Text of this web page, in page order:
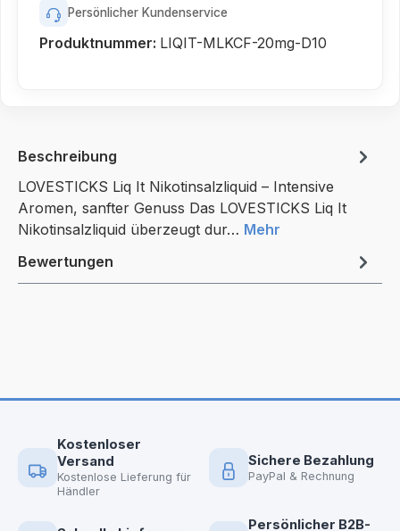
Persönlicher Kundenservice
Produktnummer: LIQIT-MLKCF-20mg-D10
Beschreibung
LOVESTICKS Liq It Nikotinsalzliquid – Intensive
Aromen, sanfter Genuss Das LOVESTICKS Liq It
Nikotinsalzliquid überzeugt dur… Mehr
Bewertungen
Kostenloser
Versand
Kostenlose Lieferung für
Händler
Sichere Bezahlung
PayPal & Rechnung
Persönlicher B2B-